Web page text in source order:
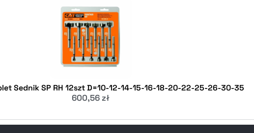
Sednik SP RH 12szt D=10-12-14-15-16-18-20-22-25-26-30-35
600,56 zł